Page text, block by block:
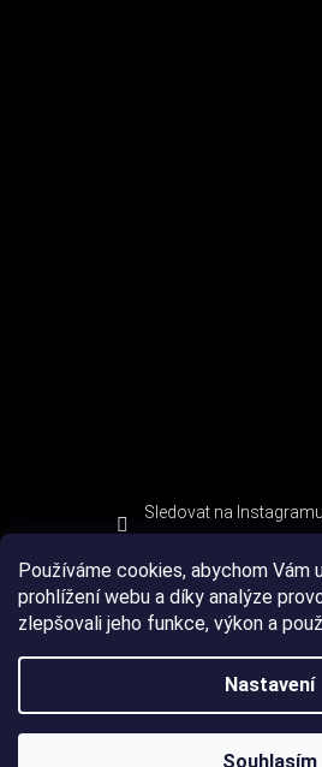
Používáme cookies, abychom Vám
prohlížení webu a díky analýze
zlepšovali jeho funkce, výkon a
Nastavení
Souhlasím
Sledovat na Instagramu